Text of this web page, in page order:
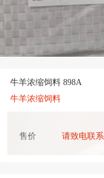
牛羊浓缩饲料 898A
牛羊浓缩饲料
售价
请致电联系